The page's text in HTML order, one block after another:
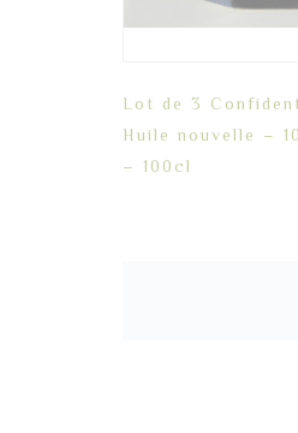
Lot de 3
Huile nouvelle –
– 100cl